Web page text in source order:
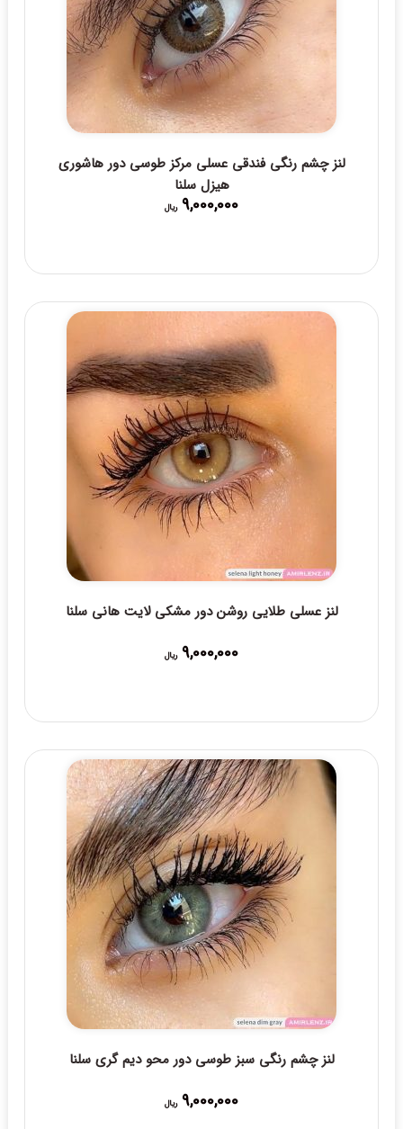
لنز چشم رنگی فندقی عسلی مرکز طوسی دور هاشوری
هیزل سلنا
9,000,000 ریال
لنز عسلی طلایی روشن دور مشکی لایت هانی سلنا
9,000,000 ریال
لنز چشم رنگی سبز طوسی دور محو دیم گری سلنا
9,000,000 ریال